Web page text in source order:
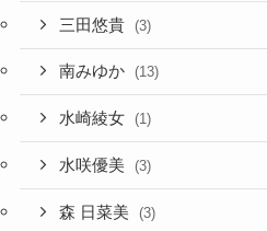
三田悠貴 (3)
南みゆか (13)
水崎綾女 (1)
水咲優美 (3)
森 日菜美 (3)